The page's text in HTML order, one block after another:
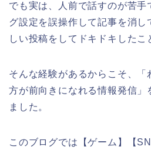
でも実は、人前で話すのが苦手
グ設定を誤操作して記事を消し
しい投稿をしてドキドキしたこ
そんな経験があるからこそ、「
方が前向きになれる情報発信」
ました。
このブログでは【ゲーム】【